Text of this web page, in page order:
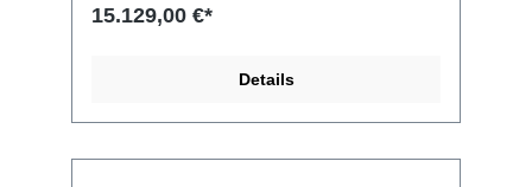
Gewicht des schwersten Teils 24,9 kg
15.129,00 €*
Details